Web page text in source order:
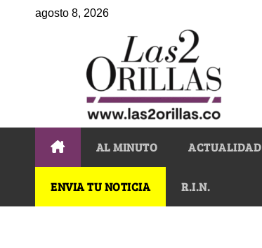
agosto 8, 2026
AL MINUTO ACTUALIDAD
ENVIA TU NOTICIA R.I.N.